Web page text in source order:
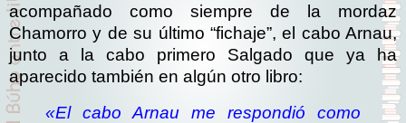
acompañado como siempre de la mordaz
Chamorro y de su último “fichaje”, el cabo Arnau,
junto a la cabo primero Salgado que ya ha
aparecido también en algún otro libro:
«El cabo Arnau me respondió como